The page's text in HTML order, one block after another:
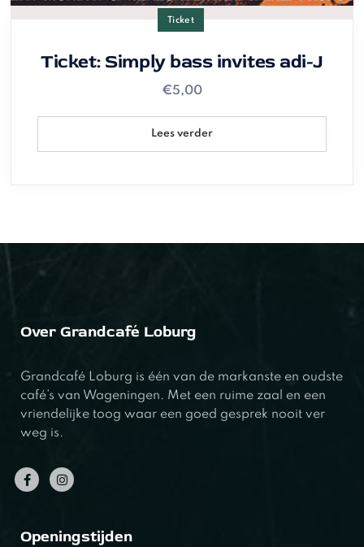
Ticket
Ticket: Simply bass invites adi-J
€5,00
Lees verder
Over Grandcafé Loburg
Grandcafé Loburg is één van de markanste en oudste
café’s van Wageningen. Met een ruime zaal en een
vriendelijke toog waar een goed gesprek nooit ver
weg is.
Openingstijden